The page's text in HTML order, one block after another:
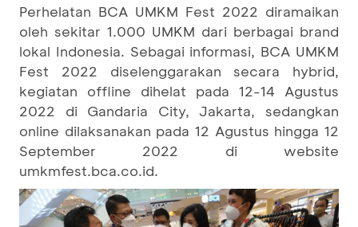
Perhelatan BCA UMKM Fest 2022 diramaikan
oleh sekitar 1.000 UMKM dari berbagai brand
lokal Indonesia. Sebagai informasi, BCA UMKM
Fest 2022 diselenggarakan secara hybrid,
kegiatan offline dihelat pada 12-14 Agustus
2022 di Gandaria City, Jakarta, sedangkan
online dilaksanakan pada 12 Agustus hingga 12
September 2022 di website
umkmfest.bca.co.id.